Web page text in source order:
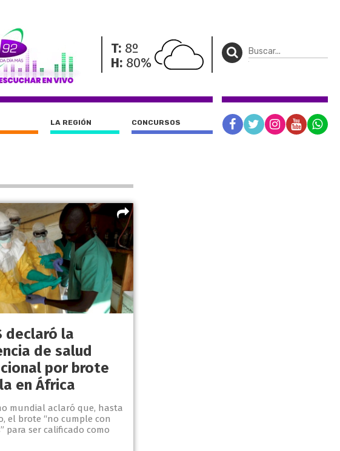
T: 8º
H: 80%
LA REGIÓN CONCURSOS
declaró la
de salud
por brote
en África
mundial aclaró que, hasta
el brote “no cumple con
para ser calificado como